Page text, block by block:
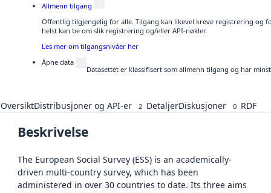
Allmenn tilgang
Offentlig tilgjengelig for alle. Tilgang kan likevel kreve registrering og
helst kan be om slik registrering og/eller API-nøkler.
Les mer om tilgangsnivåer her
Åpne data
Datasettet er klassifisert som allmenn tilgang og har
OversiktDistribusjoner og API-er 2 DetaljerDiskusjoner 0 RDF
Beskrivelse
The European Social Survey (ESS) is an academically-
driven multi-country survey, which has been
administered in over 30 countries to date. Its three aims